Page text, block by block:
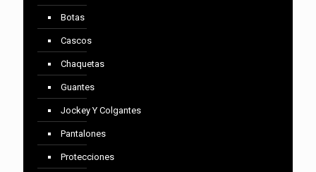
Botas
Cascos
Chaquetas
Guantes
Jockey Y Colgantes
Pantalones
Protecciones